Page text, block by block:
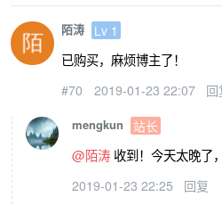
陌涛 Lv 1
已购买，麻烦博主了！
#70 2019-01-23 22:07 回
mengkun 站长
@陌涛 收到！今天太晚了
2019-01-23 22:25 回复